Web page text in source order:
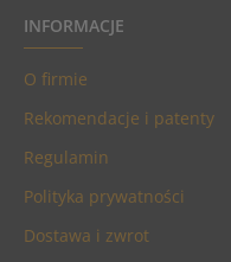
INFORMACJE
O firmie
Rekomendacje i patenty
Regulamin
Polityka prywatności
Dostawa i zwrot